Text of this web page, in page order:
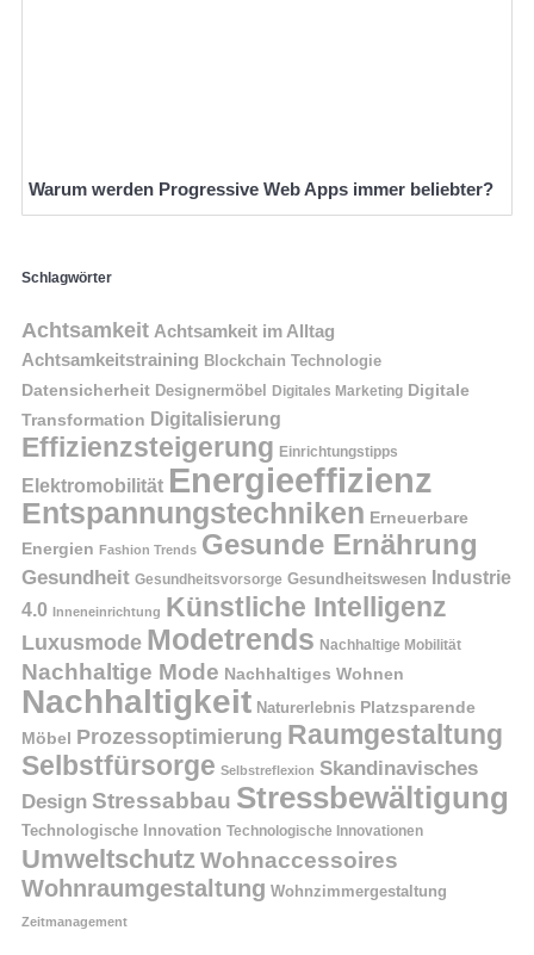
Warum werden Progressive Web Apps immer beliebter?
Schlagwörter
Achtsamkeit Achtsamkeit im Alltag
Achtsamkeitstraining Blockchain Technologie
Datensicherheit Designermöbel Digitales Marketing Digitale
Transformation Digitalisierung
Effizienzsteigerung Einrichtungstipps
Elektromobilität Energieeffizienz
Entspannungstechniken Erneuerbare
Energien Fashion Trends Gesunde Ernährung
Gesundheit Gesundheitsvorsorge Gesundheitswesen Industrie
4.0 Inneneinrichtung Künstliche Intelligenz
Luxusmode Modetrends Nachhaltige Mobilität
Nachhaltige Mode Nachhaltiges Wohnen
Nachhaltigkeit Naturerlebnis Platzsparende
Möbel
Prozessoptimierung Raumgestaltung
Selbstfürsorge Selbstreflexion Skandinavisches
Design Stressabbau Stressbewältigung
Technologische Innovation Technologische Innovationen
Umweltschutz Wohnaccessoires
Wohnraumgestaltung Wohnzimmergestaltung
Zeitmanagement